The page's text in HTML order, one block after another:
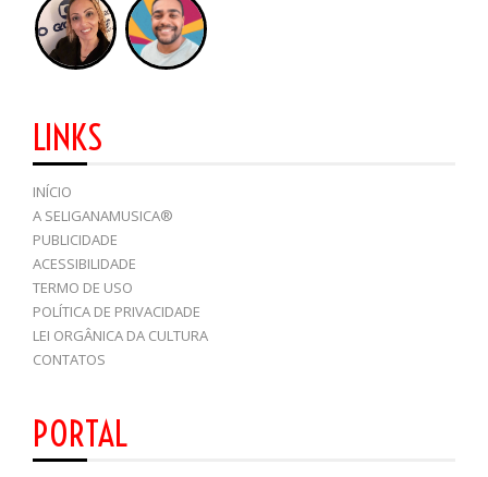
LINKS
INÍCIO
A SELIGANAMUSICA®
PUBLICIDADE
ACESSIBILIDADE
TERMO DE USO
POLÍTICA DE PRIVACIDADE
LEI ORGÂNICA DA CULTURA
CONTATOS
PORTAL